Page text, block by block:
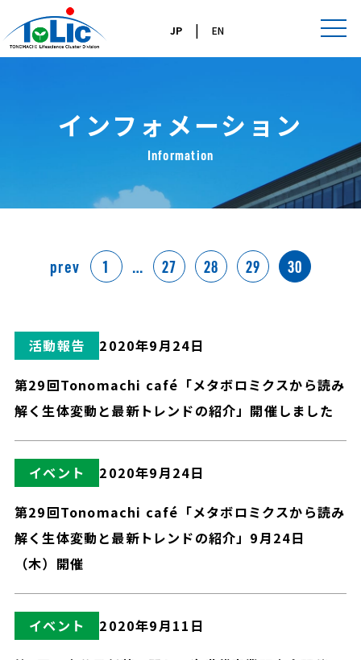
JP| EN
インフォメーション
Information
prev 1 … 27 28 29 30
活動報告 2020年9月24日
第29回Tonomachi café「メタボロミクスから読み
解く生体変動と最新トレンドの紹介」開催しました
イベント 2020年9月24日
第29回Tonomachi café「メタボロミクスから読み
解く生体変動と最新トレンドの紹介」9月24日
（木）開催
イベント 2020年9月11日